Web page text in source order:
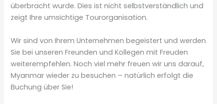
überbracht wurde. Dies ist nicht selbstverständlich und
zeigt Ihre umsichtige Tourorganisation.
Wir sind von Ihrem Unternehmen begeistert und werden
Sie bei unseren Freunden und Kollegen mit Freuden
weiterempfehlen. Noch viel mehr freuen wir uns darauf,
Myanmar wieder zu besuchen – natürlich erfolgt die
Buchung über Sie!